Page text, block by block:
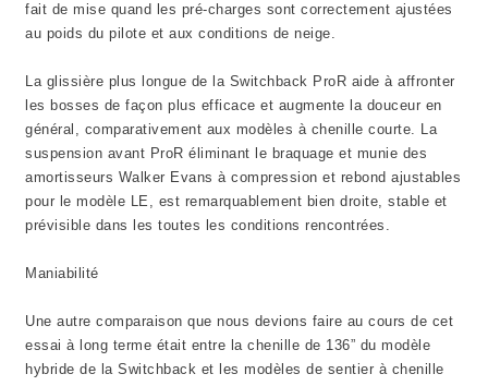
fait de mise quand les pré-charges sont correctement ajustées
au poids du pilote et aux conditions de neige.
La glissière plus longue de la Switchback ProR aide à affronter
les bosses de façon plus efficace et augmente la douceur en
général, comparativement aux modèles à chenille courte. La
suspension avant ProR éliminant le braquage et munie des
amortisseurs Walker Evans à compression et rebond ajustables
pour le modèle LE, est remarquablement bien droite, stable et
prévisible dans les toutes les conditions rencontrées.
Maniabilité
Une autre comparaison que nous devions faire au cours de cet
essai à long terme était entre la chenille de 136” du modèle
hybride de la Switchback et les modèles de sentier à chenille